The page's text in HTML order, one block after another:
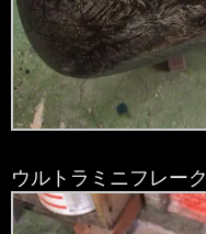
ウルトラミニフレーク